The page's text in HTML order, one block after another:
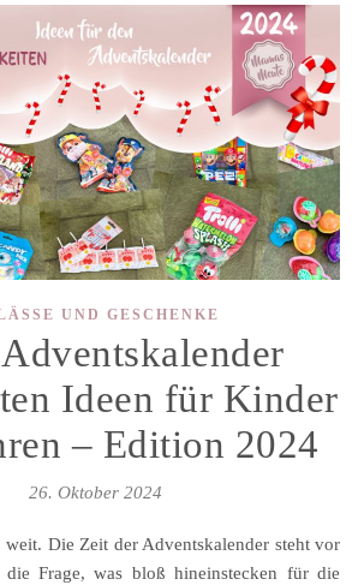
UND GESCHENKE
Ideen für Kinder
– Edition 2024
26. Oktober 2024
Frage, was bloß hineinstecken für die